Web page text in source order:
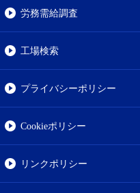
労務需給調査
工場検索
プライバシーポリシー
Cookieポリシー
リンクポリシー